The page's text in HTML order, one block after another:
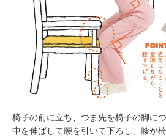
椅子の前に立ち、つま先を椅子の脚に
中を伸ばして腰を引いて下ろし、膝が